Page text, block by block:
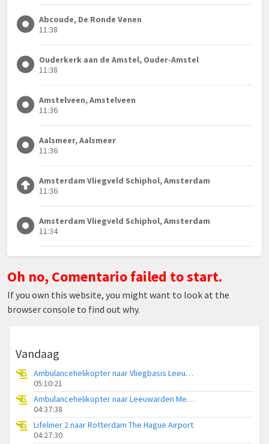
Abcoude, De Ronde Venen
11:38
Ouderkerk aan de Amstel, Ouder-Amstel
11:38
Amstelveen, Amstelveen
11:36
Aalsmeer, Aalsmeer
11:36
Amsterdam Vliegveld Schiphol, Amsterdam
11:36
Amsterdam Vliegveld Schiphol, Amsterdam
11:34
Oh no, Comentario failed to start.
If you own this website, you might want to look at the
browser console to find out why.
Vandaag
Ambulancehelikopter naar Vliegbasis Leeuwarden
05:10:21
Ambulancehelikopter naar Leeuwarden Medical Center Heliport
04:37:38
Lifeliner 2 naar Rotterdam The Hague Airport
04:27:30